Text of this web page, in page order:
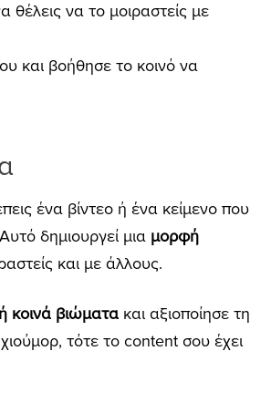
να το μοιραστείς με
και βοήθησε το κοινό να
ένα βίντεο ή ένα κείμενο που
δημιουργεί μια μορφή
και με άλλους.
κοινά βιώματα και αξιοποίησε τη
τότε το content σου έχει